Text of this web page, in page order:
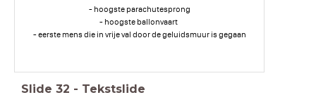
- hoogste parachutesprong
- hoogste ballonvaart
- eerste mens die in vrije val door de geluidsmuur is gegaan
Slide 32 - Tekstslide